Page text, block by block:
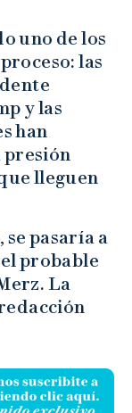
uno de los
las
y las
han
presión
lleguen
pasaría a
probable
La